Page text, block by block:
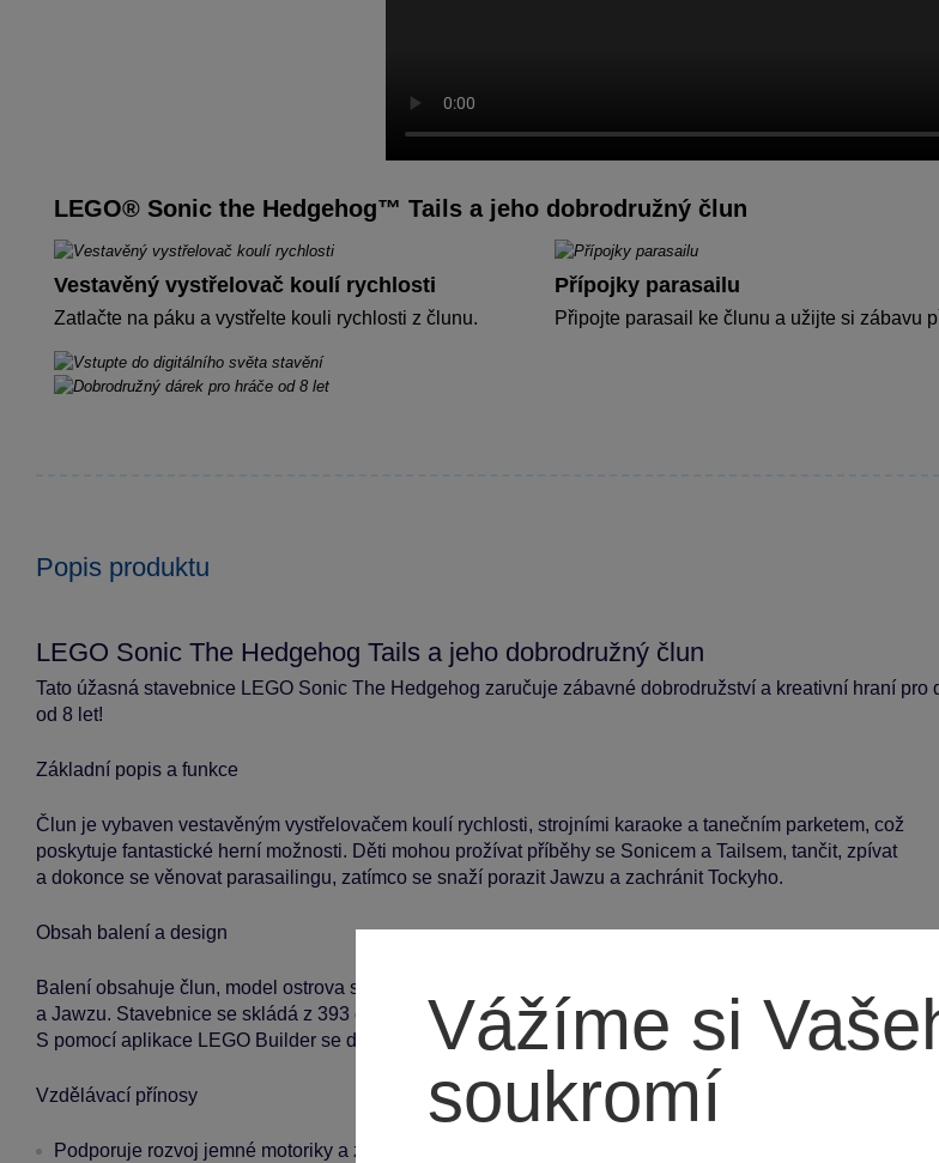
LEGO® Sonic the Hedgehog™ Tails a jeho dobrodružný člun
Vestavěný vystřelovač koulí rychlosti
Zatlačte na páku a vystřelte kouli rychlosti z člunu.
Přípojky parasailu
Připojte parasail ke člunu a užijte si zábavu
Popis produktu
LEGO Sonic The Hedgehog Tails a jeho dobrodružný člun
Tato úžasná stavebnice LEGO Sonic The Hedgehog zaručuje zábavné dobrodružství a kreativní hraní pro
od 8 let!
Základní popis a funkce
Člun je vybaven vestavěným vystřelovačem koulí rychlosti, strojními karaoke a tanečním parketem, což
poskytuje fantastické herní možnosti. Děti mohou prožívat příběhy se Sonicem a Tailsem, tančit, zpívat
a dokonce se věnovat parasailingu, zatímco se snaží porazit Jawzu a zachránit Tockyho.
Obsah balení a design
Balení obsahuje člun, model ostrova s kroužky, plážovým lehátkem a čtyři postavy – Sonica, Tailse, Tockyho
a Jawzu. Stavebnice se skládá z 393 dílků a je vyrobena z kvalitního plastu, který zajišťuje trvanlivost.
S pomocí aplikace LEGO Builder se děti mohou potápět do 3D světa a sledovat svůj pokrok.
Vzdělávací přínosy
Podporuje rozvoj jemné motoriky a zručnosti
Vážíme si
soukromí